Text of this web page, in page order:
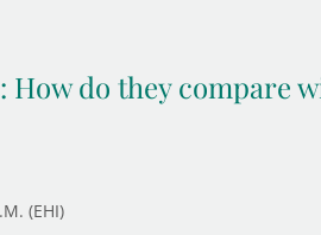
How do they compare
(EHI)